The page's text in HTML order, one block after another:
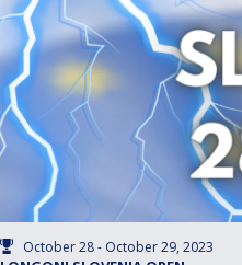
October 28 - October 29, 2023